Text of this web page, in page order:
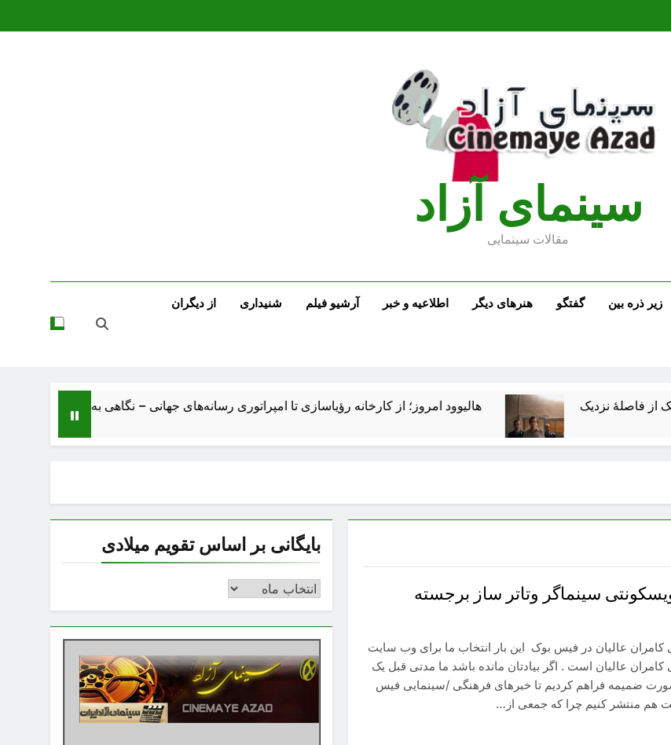
سينماى آزاد
مقالات سينمايى
زیر ذره بین گفتگو هنرهای دیگر اطلاعیه و خبر آرشیو فیلم شنیداری از دیگران
هالیوود امروز؛ از کارخانه رؤیاسازی تا امپراتوری رسانه‌های جهانی – نگاهی به ساختار، اقتصاد، تحولات
سینماگر وتاتر ساز برجسته
عالیان در فیس بوک این بار انتخاب ما برای وب سایت
عالیان است . اگر بیادتان مانده باشد ما مدتی قبل یک
ضمیمه فراهم کردیم تا خبرهای فرهنگی /سینمایی فیس
هم منتشر کنیم چرا که جمعی از…
بایگانی بر اساس تقویم میلادی
بایگانی
اساس
تقویم
میلادی